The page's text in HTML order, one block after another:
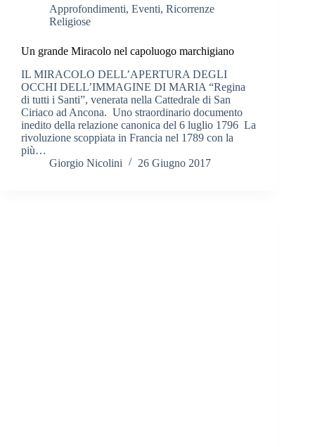
Approfondimenti, Eventi, Ricorrenze
Religiose
Un grande Miracolo nel capoluogo marchigiano
IL MIRACOLO DELL’APERTURA DEGLI
OCCHI DELL’IMMAGINE DI MARIA “Regina
di tutti i Santi”, venerata nella Cattedrale di San
Ciriaco ad Ancona. Uno straordinario documento
inedito della relazione canonica del 6 luglio 1796 La
rivoluzione scoppiata in Francia nel 1789 con la
più…
Giorgio Nicolini
26 Giugno 2017